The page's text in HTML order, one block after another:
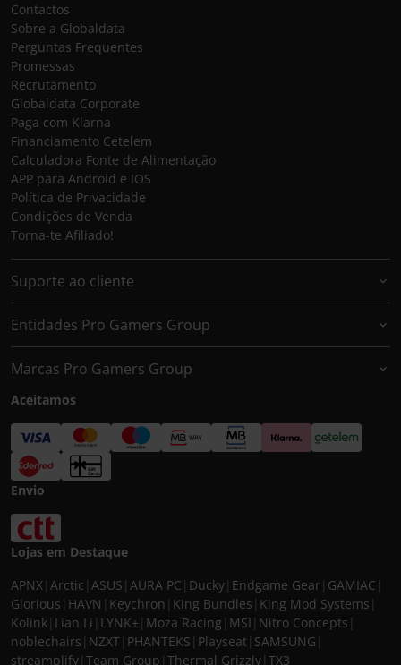
Contactos
Sobre a Globaldata
Perguntas Frequentes
Promessas
Recrutamento
Globaldata Corporate
Paga com Klarna
Financiamento Cetelem
Calculadora Fonte de Alimentação
APP para Android e IOS
Política de Privacidade
Condições de Venda
Torna-te Afiliado!
Suporte ao cliente
Entidades Pro Gamers Group
Marcas Pro Gamers Group
Aceitamos
Envio
Lojas em Destaque
APNX Arctic ASUS AURA PC Ducky Endgame Gear GAMIAC
Glorious HAVN Keychron King Bundles King Mod Systems
Kolink Lian Li LYNK+ Moza Racing MSI Nitro Concepts
noblechairs NZXT PHANTEKS Playseat SAMSUNG
streamplify Team Group Thermal Grizzly TX3